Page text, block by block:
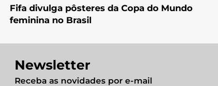
Fifa divulga pôsteres da Copa do Mundo
feminina no Brasil
Newsletter
Receba as novidades por e-mail